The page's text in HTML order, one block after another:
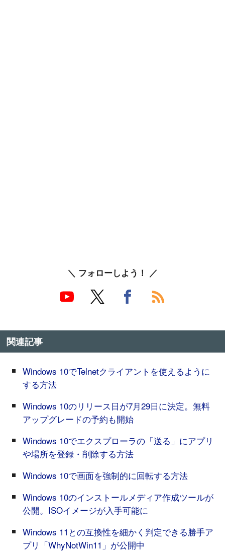
＼ フォローしよう！ ／
関連記事
Windows 10でTelnetクライアントを使えるように
する方法
Windows 10のリリース日が7月29日に決定。無料
アップグレードの予約も開始
Windows 10でエクスプローラの「送る」にアプリ
や場所を登録・削除する方法
Windows 10で画面を強制的に回転する方法
Windows 10のインストールメディア作成ツールが
公開。ISOイメージが入手可能に
Windows 11との互換性を細かく判定できる勝手ア
プリ「WhyNotWin11」が公開中